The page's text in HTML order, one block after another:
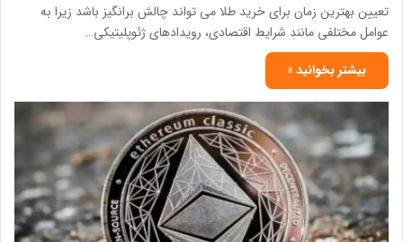
تعیین بهترین زمان برای خرید طلا می تواند چالش برانگیز باشد زیرا به
عوامل مختلفی مانند شرایط اقتصادی، رویدادهای ژئوپلیتیکی…
بیشتر بخوانید »